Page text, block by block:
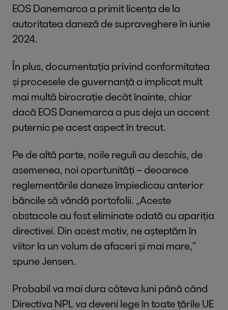
EOS Danemarca a primit licența de la
autoritatea daneză de supraveghere în iunie
2024.
În plus, documentația privind conformitatea
și procesele de guvernanță a implicat mult
mai multă birocrație decât înainte, chiar
dacă EOS Danemarca a pus deja un accent
puternic pe acest aspect în trecut.
Pe de altă parte, noile reguli au deschis, de
asemenea, noi oportunități – deoarece
reglementările daneze împiedicau anterior
băncile să vândă portofolii. „Aceste
obstacole au fost eliminate odată cu apariția
directivei. Din acest motiv, ne așteptăm în
viitor la un volum de afaceri și mai mare,”
spune Jensen.
Probabil va mai dura câteva luni până când
Directiva NPL va deveni lege în toate țările UE